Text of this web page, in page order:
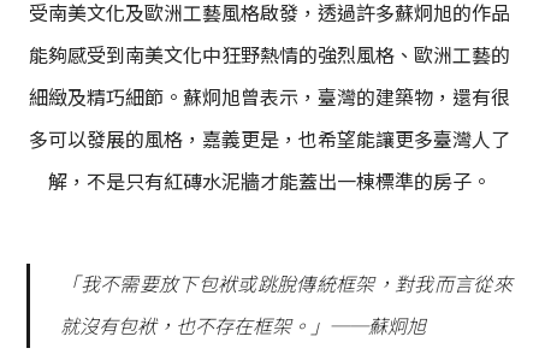
受南美文化及歐洲工藝風格啟發，透過許多蘇炯旭的作品
能夠感受到南美文化中狂野熱情的強烈風格、歐洲工藝的
細緻及精巧細節。蘇炯旭曾表示，臺灣的建築物，還有很
多可以發展的風格，嘉義更是，也希望能讓更多臺灣人了
解，不是只有紅磚水泥牆才能蓋出一棟標準的房子。
「我不需要放下包袱或跳脫傳統框架，對我而言從來
就沒有包袱，也不存在框架。」──蘇炯旭